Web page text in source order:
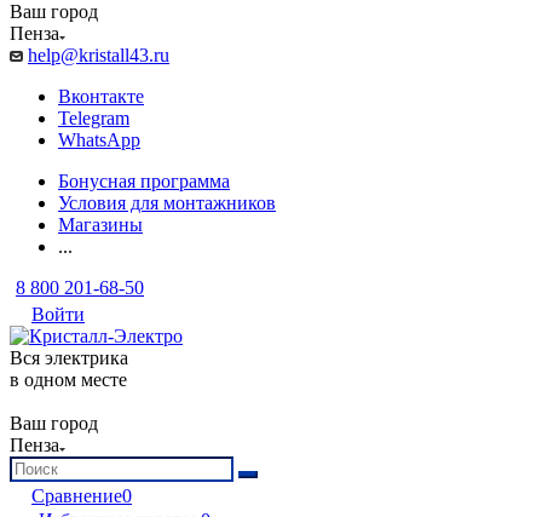
Ваш город
Пенза
help@kristall43.ru
Вконтакте
Telegram
WhatsApp
Бонусная программа
Условия для монтажников
Магазины
...
8 800 201-68-50
Войти
Вся электрика
в одном месте
Ваш город
Пенза
Сравнение0